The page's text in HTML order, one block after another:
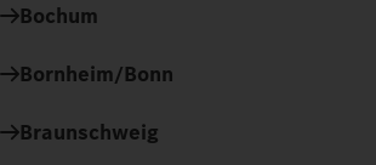
Bochum
Bornheim/Bonn
Braunschweig